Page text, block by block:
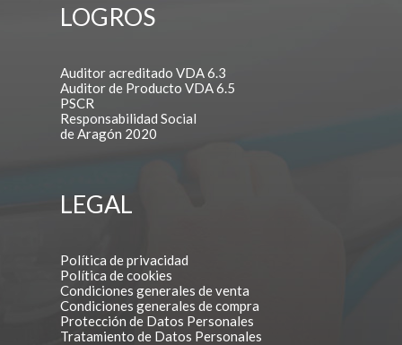
LOGROS
Auditor acreditado VDA 6.3
Auditor de Producto VDA 6.5
PSCR
Responsabilidad Social
de Aragón 2020
LEGAL
Política de privacidad
Política de cookies
Condiciones generales de venta
Condiciones generales de compra
Protección de Datos Personales
Tratamiento de Datos Personales